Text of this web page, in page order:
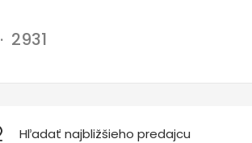
· 2931